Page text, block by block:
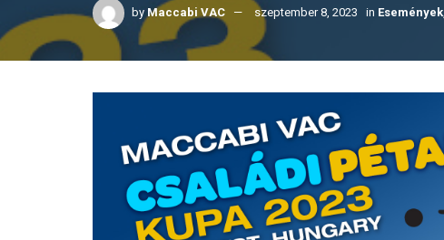
by Maccabi VAC szeptember 8, 2023 in Események